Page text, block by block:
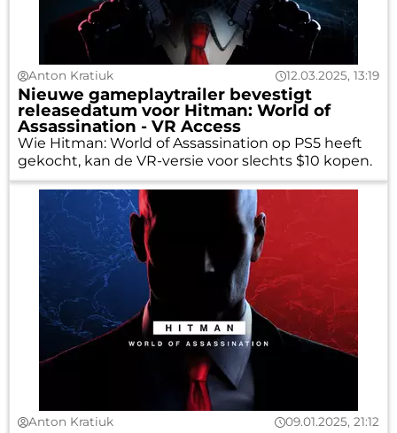
Anton Kratiuk 12.03.2025, 13:19
Nieuwe gameplaytrailer bevestigt
releasedatum voor Hitman: World of
Assassination - VR Access
Wie Hitman: World of Assassination op PS5 heeft
gekocht, kan de VR-versie voor slechts $10 kopen.
Anton Kratiuk 09.01.2025, 21:12